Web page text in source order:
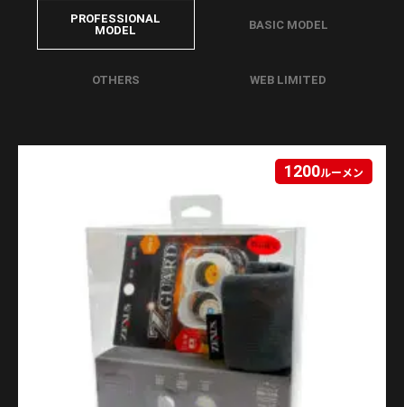
PROFESSIONAL
MODEL
BASIC MODEL
OTHERS WEB LIMITED
1200ルーメン